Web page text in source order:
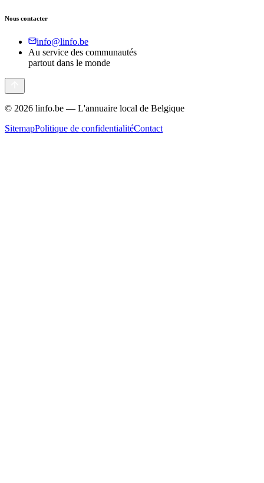
Nous contacter
info@linfo.be
Au service des communautés
partout dans le monde
© 2026 linfo.be — L'annuaire local de Belgique
SitemapPolitique de confidentialitéContact